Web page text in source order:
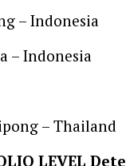
– Indonesia
– Indonesia
– Thailand
LEVEL